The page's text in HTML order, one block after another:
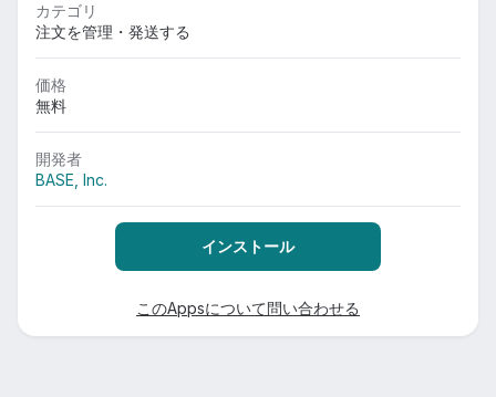
カテゴリ
注文を管理・発送する
価格
無料
開発者
BASE, Inc.
インストール
このAppsについて問い合わせる